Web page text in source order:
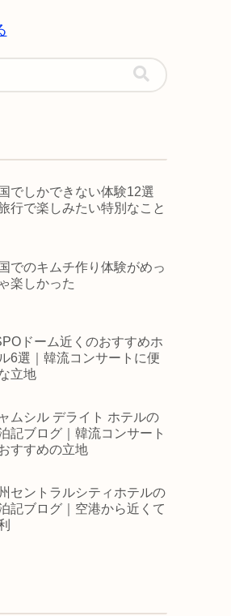
でしかできない体験12選
旅行で楽しみたい特別なこと
でのキムチ作り体験がめっ
楽しかった
ドーム近くのおすすめホ
6選｜韓流コンサートに便
立地
ムシル デライト ホテルの
記ブログ｜韓流コンサート
すすめの立地
セントラルシティホテルの
記ブログ｜空港から近くて